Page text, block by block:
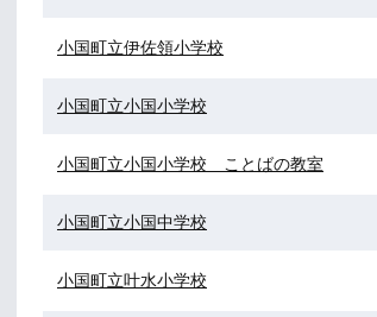
小国町立伊佐領小学校
小国町立小国小学校
小国町立小国小学校 ことばの教室
小国町立小国中学校
小国町立叶水小学校